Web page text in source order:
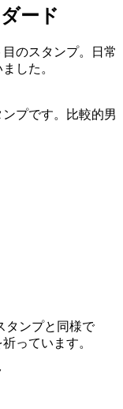
ード
のスタンプ。日常
した。
プです。比較的男
タンプと同様で
っています。